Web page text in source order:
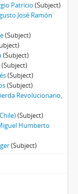
Patricio (Subject)
José Ramón
(Subject)
(Subject)
(Subject)
(Subject)
(Subject)
Revolucionario,
(Subject)
Humberto
(Subject)